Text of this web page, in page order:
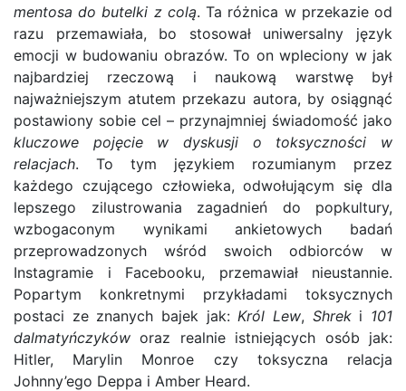
mentosa do butelki z colą. Ta różnica w przekazie od
razu przemawiała, bo stosował uniwersalny język
emocji w budowaniu obrazów. To on wpleciony w jak
najbardziej rzeczową i naukową warstwę był
najważniejszym atutem przekazu autora, by osiągnąć
postawiony sobie cel – przynajmniej świadomość jako
kluczowe pojęcie w dyskusji o toksyczności w
relacjach. To tym językiem rozumianym przez
każdego czującego człowieka, odwołującym się dla
lepszego zilustrowania zagadnień do popkultury,
wzbogaconym wynikami ankietowych badań
przeprowadzonych wśród swoich odbiorców w
Instagramie i Facebooku, przemawiał nieustannie.
Popartym konkretnymi przykładami toksycznych
postaci ze znanych bajek jak:Król Lew, Shreki 101
dalmatyńczyków oraz realnie istniejących osób jak:
Hitler, Marylin Monroe czy toksyczna relacja
Johnny’ego Deppa i Amber Heard.